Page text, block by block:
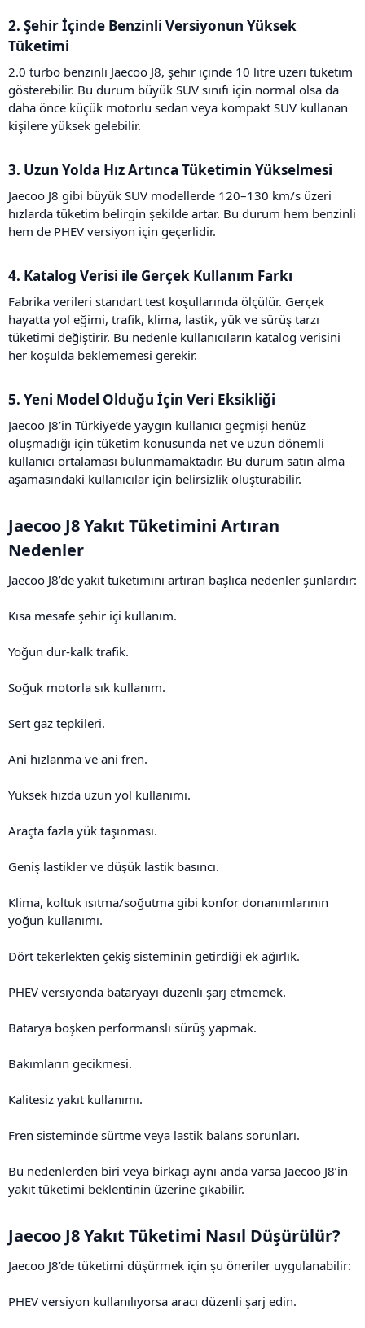
2. Şehir İçinde Benzinli Versiyonun Yüksek
Tüketimi​
2.0 turbo benzinli Jaecoo J8, şehir içinde 10 litre üzeri tüketim
gösterebilir. Bu durum büyük SUV sınıfı için normal olsa da
daha önce küçük motorlu sedan veya kompakt SUV kullanan
kişilere yüksek gelebilir.
3. Uzun Yolda Hız Artınca Tüketimin Yükselmesi​
Jaecoo J8 gibi büyük SUV modellerde 120–130 km/s üzeri
hızlarda tüketim belirgin şekilde artar. Bu durum hem benzinli
hem de PHEV versiyon için geçerlidir.
4. Katalog Verisi ile Gerçek Kullanım Farkı​
Fabrika verileri standart test koşullarında ölçülür. Gerçek
hayatta yol eğimi, trafik, klima, lastik, yük ve sürüş tarzı
tüketimi değiştirir. Bu nedenle kullanıcıların katalog verisini
her koşulda beklememesi gerekir.
5. Yeni Model Olduğu İçin Veri Eksikliği​
Jaecoo J8’in Türkiye’de yaygın kullanıcı geçmişi henüz
oluşmadığı için tüketim konusunda net ve uzun dönemli
kullanıcı ortalaması bulunmamaktadır. Bu durum satın alma
aşamasındaki kullanıcılar için belirsizlik oluşturabilir.
Jaecoo J8 Yakıt Tüketimini Artıran
Nedenler​
Jaecoo J8’de yakıt tüketimini artıran başlıca nedenler şunlardır:
Kısa mesafe şehir içi kullanım.
Yoğun dur-kalk trafik.
Soğuk motorla sık kullanım.
Sert gaz tepkileri.
Ani hızlanma ve ani fren.
Yüksek hızda uzun yol kullanımı.
Araçta fazla yük taşınması.
Geniş lastikler ve düşük lastik basıncı.
Klima, koltuk ısıtma/soğutma gibi konfor donanımlarının
yoğun kullanımı.
Dört tekerlekten çekiş sisteminin getirdiği ek ağırlık.
PHEV versiyonda bataryayı düzenli şarj etmemek.
Batarya boşken performanslı sürüş yapmak.
Bakımların gecikmesi.
Kalitesiz yakıt kullanımı.
Fren sisteminde sürtme veya lastik balans sorunları.
Bu nedenlerden biri veya birkaçı aynı anda varsa Jaecoo J8’in
yakıt tüketimi beklentinin üzerine çıkabilir.
Jaecoo J8 Yakıt Tüketimi Nasıl Düşürülür?​
Jaecoo J8’de tüketimi düşürmek için şu öneriler uygulanabilir:
PHEV versiyon kullanılıyorsa aracı düzenli şarj edin.